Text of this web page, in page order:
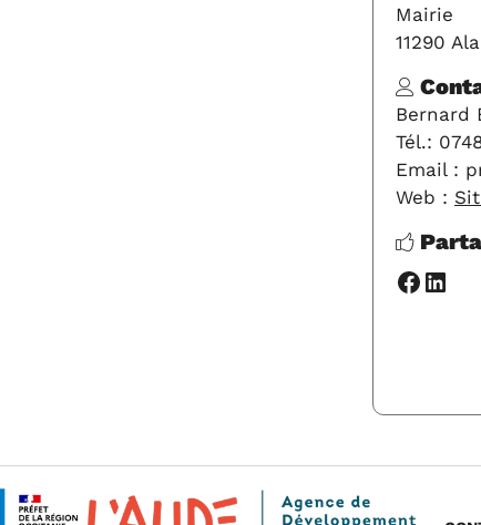
Mairie
11290
Bernard
Tél.:
Email :
Web :